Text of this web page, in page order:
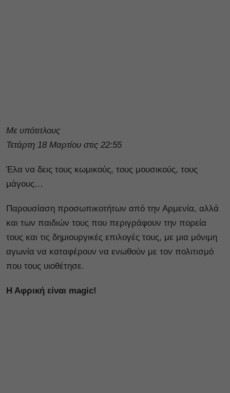
Με υπότιτλους
Τετάρτη 18 Μαρτίου στις 22:55
Έλα να δεις τους κωμικούς, τους μουσικούς, τους
μάγους…
Παρουσίαση προσωπικοτήτων από την Αρμενία, αλλά
και των παιδιών τους που περιγράφουν την πορεία
τους και τις δημιουργικές επιλογές τους, με μια μόνιμη
αγωνία να καταφέρουν να ενωθούν με τον πολιτισμό
που τους υιοθέτησε.
Η Αφρική είναι magic!